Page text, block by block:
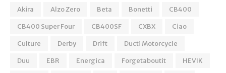
Akira
Alzo Zero Beta Bonetti
CB400
CB400 Super Four
CB400SF CXBX
Ciao
Culture
Derby Drift
Ducti Motorcycle
Duu
EBR Energica Forgetaboutit
HEVIK